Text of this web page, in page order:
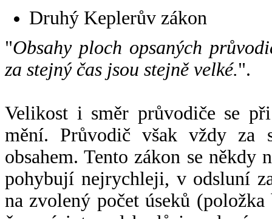
Druhý Keplerův zákon
"Obsahy ploch opsaných
za stejný čas jsou stejně velké.".
Velikost i směr průvodiče se
mění. Průvodič však vždy za
obsahem. Tento zákon se někdy
pohybují nejrychleji, v odsluní
na zvolený počet úseků